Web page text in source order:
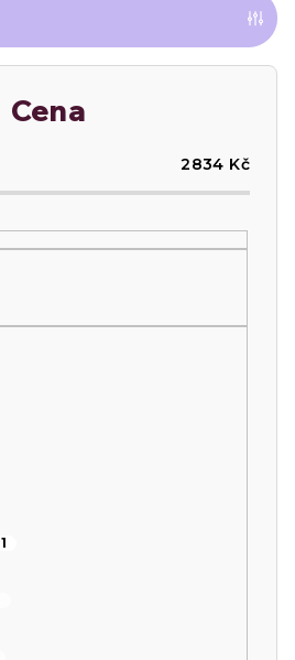
Cena
2834 Kč
1